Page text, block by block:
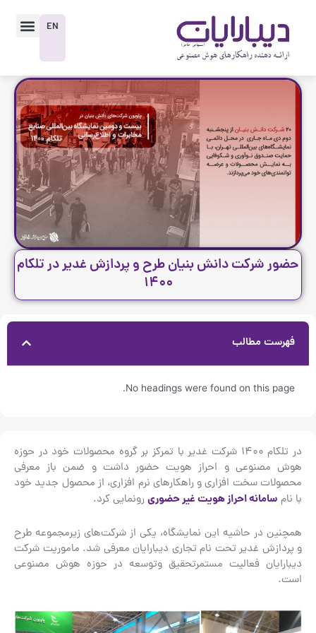
EN
حضور شرکت دانش بنیان طرح و پردازش غدیر در تلکام
۱۴۰۰
فهرست مطالب
No headings were found on this page.
در تلکام ۱۴۰۰ شرکت غدیر با تمرکز بر گروه محصولات خود در حوزه
هوش مصنوعی و احراز هویت حضور داشت و ضمن باز معرفی
محصولات سخت افزاری و راهکارهای نرم افزاری، از محصول جدید خود
با نام سامانه احراز هویت غیر حضوریرونمایی کرد.
همچنین در حاشیه این نمایشگاه، یکی از شرکت‌های زيرمجموعه طرح
و پردازش غدیر تحت نام تجاری دیبارایان معرفی شد. ماموریت شرکت
دیبارایان فعالیت مستمر‌تحقیق و‌توسعه در حوزه هوش مصنوعی
است.